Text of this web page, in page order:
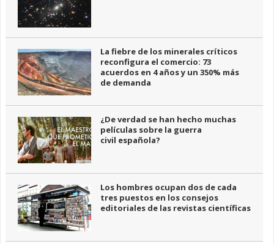
La fiebre de los minerales críticos
reconfigura el comercio: 73
acuerdos en 4 años y un 350% más
de demanda
¿De verdad se han hecho muchas
películas sobre la guerra
civil española?
Los hombres ocupan dos de cada
tres puestos en los consejos
editoriales de las revistas científicas